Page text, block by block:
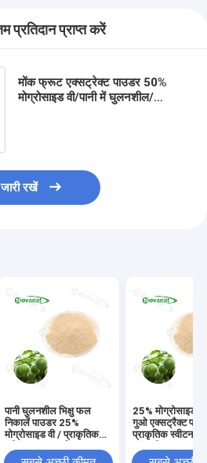
प्रतिदान प्राप्त करें
मोंक फ्रूट एक्सट्रेक्ट पाउडर 50%
मोग्रोसाइड वी/पानी में घुलनशील/
जारी रखें
पानी घुलनशील भिक्षु फल
निकालें पाउडर 25%
मोग्रोसाइड वी / प्राकृतिक
25% मोग्रोसाइड
गुओ एक्सट्रैक्ट
प्राकृतिक स्वीटनर